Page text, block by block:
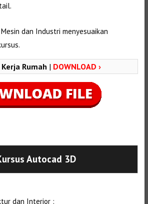
dan Industri menyesuaikan
Rumah | DOWNLOAD ›
Autocad 3D
dan Interior :